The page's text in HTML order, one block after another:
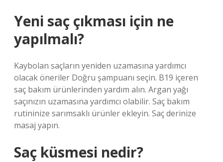
Yeni saç çıkması için ne
yapılmalı?
Kaybolan saçların yeniden uzamasına yardımcı
olacak öneriler Doğru şampuanı seçin. B19 içeren
saç bakım ürünlerinden yardım alın. Argan yağı
saçınızın uzamasına yardımcı olabilir. Saç bakım
rutininize sarımsaklı ürünler ekleyin. Saç derinize
masaj yapın.
Saç küsmesi nedir?